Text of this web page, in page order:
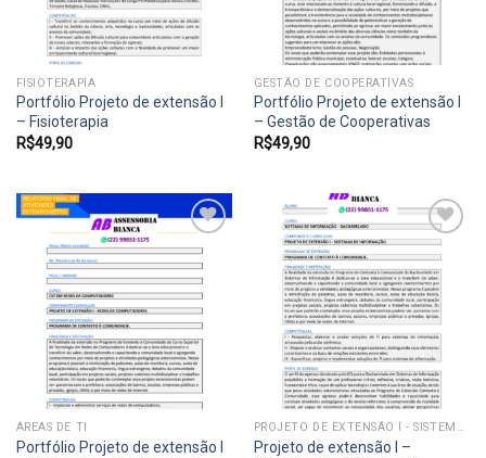
FISIOTERAPIA
Portfólio Projeto de extensão I
– Fisioterapia
R$49,90
GESTÃO DE COOPERATIVAS
Portfólio Projeto de extensão I
– Gestão de Cooperativas
R$49,90
Add to
wishlist
ÁREAS DE TI
Portfólio Projeto de extensão I
Add to
wishlist
PROJETO DE EXTENSÃO I - SISTEMAS DE INFORMAÇÃO
Projeto de extensão I –